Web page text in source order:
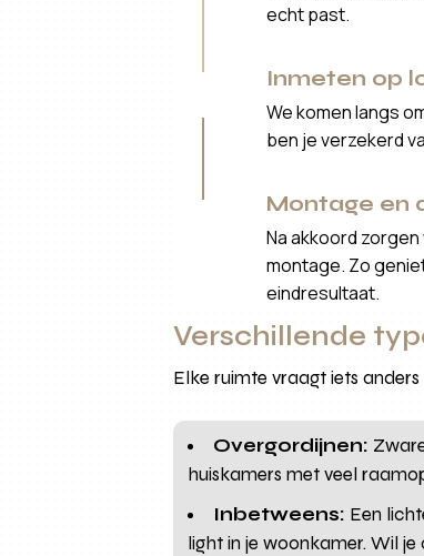
echt past.
Inmeten op
We komen langs
ben je verzekerd
Montage en
Na akkoord
montage. Zo
eindresultaat.
Verschillende
Elke ruimte vraagt iets
Overgordijnen:
huiskamers met veel
Inbetweens: Een
light in je woonkamer. Wil